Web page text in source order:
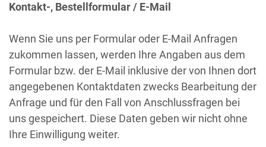
Kontakt-, Bestellformular / E-Mail
Wenn Sie uns per Formular oder E-Mail Anfragen
zukommen lassen, werden Ihre Angaben aus dem
Formular bzw. der E-Mail inklusive der von Ihnen dort
angegebenen Kontaktdaten zwecks Bearbeitung der
Anfrage und für den Fall von Anschlussfragen bei
uns gespeichert. Diese Daten geben wir nicht ohne
Ihre Einwilligung weiter.